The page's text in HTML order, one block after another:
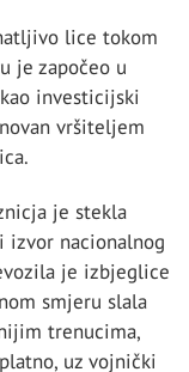
lice tokom
je započeo u
investicijski
vršiteljem
je stekla
izvor nacionalnog
je izbjeglice
smjeru slala
trenucima,
uz vojnički